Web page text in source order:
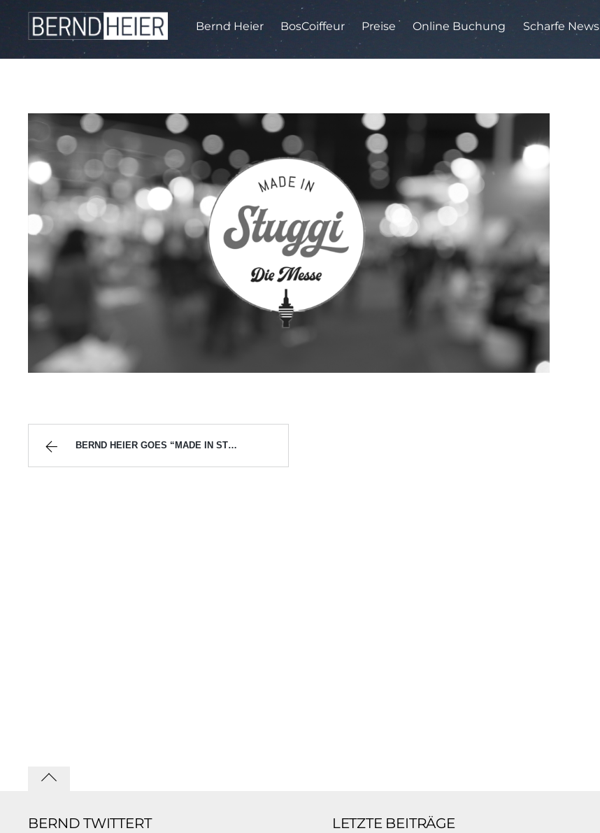
Bernd Heier BosCoiffeur Preise Online Buchung Scharfe News
BERND HEIER GOES “MADE IN STUGGI 2018”
Back
top
BERND TWITTERT LETZTE BEITRÄGE